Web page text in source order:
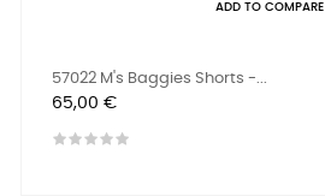
ADD TO COMPARE
57022 M's Baggies Shorts -...
Prix
65,00 €